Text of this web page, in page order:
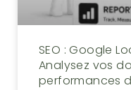
SEO : Google
Analysez vos
performances